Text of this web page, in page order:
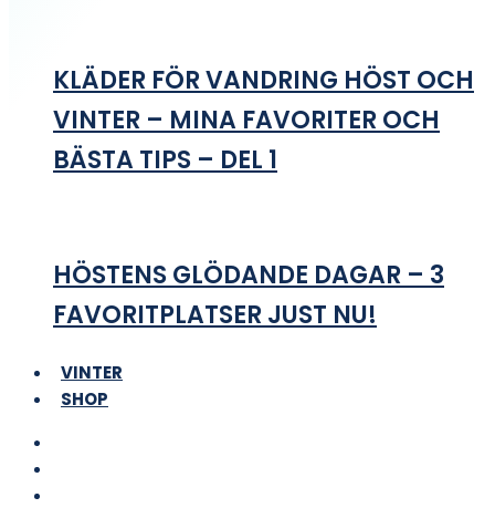
KLÄDER FÖR VANDRING HÖST OCH
VINTER – MINA FAVORITER OCH
BÄSTA TIPS – DEL 1
HÖSTENS GLÖDANDE DAGAR – 3
FAVORITPLATSER JUST NU!
VINTER
SHOP